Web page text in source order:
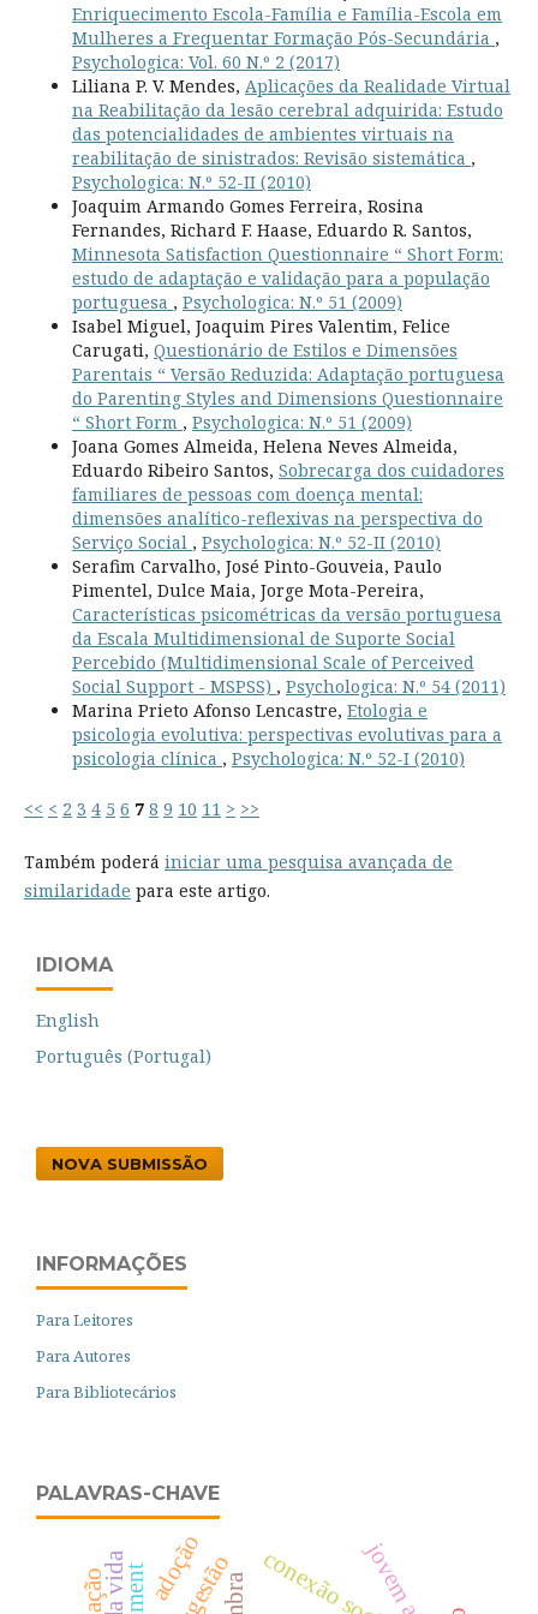
Enriquecimento Escola-Família e Família-Escola em
Mulheres a Frequentar Formação Pós-Secundária ,
Psychologica: Vol. 60 N.º 2 (2017)
Liliana P. V. Mendes, Aplicações da Realidade Virtual
na Reabilitação da lesão cerebral adquirida: Estudo
das potencialidades de ambientes virtuais na
reabilitação de sinistrados: Revisão sistemática ,
Psychologica: N.º 52-II (2010)
Joaquim Armando Gomes Ferreira, Rosina
Fernandes, Richard F. Haase, Eduardo R. Santos,
Minnesota Satisfaction Questionnaire “ Short Form:
estudo de adaptação e validação para a população
portuguesa , Psychologica: N.º 51 (2009)
Isabel Miguel, Joaquim Pires Valentim, Felice
Carugati, Questionário de Estilos e Dimensões
Parentais “ Versão Reduzida: Adaptação portuguesa
do Parenting Styles and Dimensions Questionnaire
“ Short Form , Psychologica: N.º 51 (2009)
Joana Gomes Almeida, Helena Neves Almeida,
Eduardo Ribeiro Santos, Sobrecarga dos cuidadores
familiares de pessoas com doença mental:
dimensões analítico-reflexivas na perspectiva do
Serviço Social , Psychologica: N.º 52-II (2010)
Serafim Carvalho, José Pinto-Gouveia, Paulo
Pimentel, Dulce Maia, Jorge Mota-Pereira,
Características psicométricas da versão portuguesa
da Escala Multidimensional de Suporte Social
Percebido (Multidimensional Scale of Perceived
Social Support - MSPSS) , Psychologica: N.º 54 (2011)
Marina Prieto Afonso Lencastre, Etologia e
psicologia evolutiva: perspectivas evolutivas para a
psicologia clínica , Psychologica: N.º 52-I (2010)
<< < 2 3 4 5 6 7 8 9 10 11 > >>
Também poderá iniciar uma pesquisa avançada de
similaridade para este artigo.
IDIOMA
English
Português (Portugal)
NOVA SUBMISSÃO
INFORMAÇÕES
Para Leitores
Para Autores
Para Bibliotecários
PALAVRAS-CHAVE
conexão social
adoção